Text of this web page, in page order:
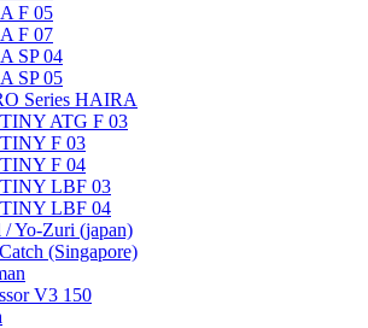
F 05
F 07
SP 04
SP 05
Series HAIRA
ATG F 03
F 03
F 04
LBF 03
LBF 04
Yo-Zuri (japan)
(Singapore)
V3 150